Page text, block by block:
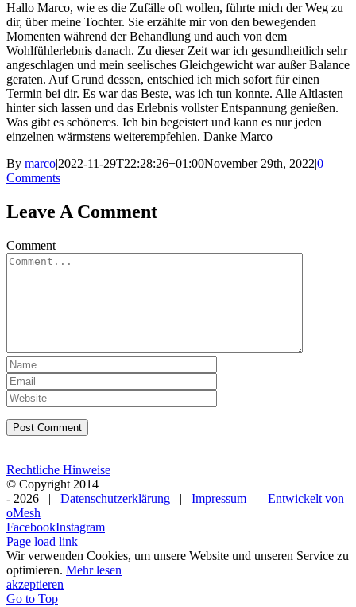
Hallo Marco, wie es die Zufälle oft wollen, führte mich der Weg zu
dir, über meine Tochter. Sie erzählte mir von den bewegenden
Momenten während der Behandlung und auch von dem
Wohlfühlerlebnis danach. Zu dieser Zeit war ich gesundheitlich sehr
angeschlagen und mein seelisches Gleichgewicht war außer Balance
geraten. Auf Grund dessen, entschied ich mich sofort für einen
Termin bei dir. Es war das Beste, was ich tun konnte. Alle Altlasten
hinter sich lassen und das Erlebnis vollster Entspannung genießen.
Was gibt es schöneres. Ich bin begeistert und kann es nur jeden
einzelnen wärmstens weiterempfehlen. Danke Marco
By marco|2022-11-29T22:28:26+01:00November 29th, 2022|0
Comments
Leave A Comment
Comment
Rechtliche Hinweise
© Copyright 2014
- 2026 | Datenschutzerklärung | Impressum | Entwickelt von
oMesh
FacebookInstagram
Page load link
Wir verwenden Cookies, um unsere Website und unseren Service zu
optimieren. Mehr lesen
akzeptieren
Go to Top